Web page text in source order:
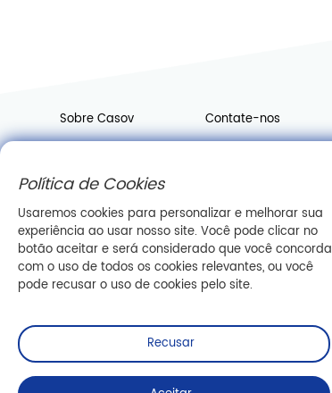
Sobre Casov
Fábrica
Laboratório
Informações da empresa
Contate-nos
Política de Cookies
Usaremos cookies para personalizar e melhorar sua
experiência ao usar nosso site. Você pode clicar no
botão aceitar e será considerado que você concorda
com o uso de todos os cookies relevantes, ou você
pode recusar o uso de cookies pelo site.
Recusar